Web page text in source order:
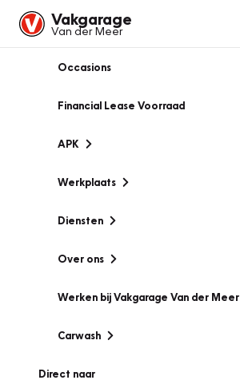
Vakgarage
Van der Meer
Occasions
Financial Lease Voorraad
APK
Werkplaats
Diensten
Over ons
Werken bij Vakgarage Van der Meer
Carwash
Direct naar